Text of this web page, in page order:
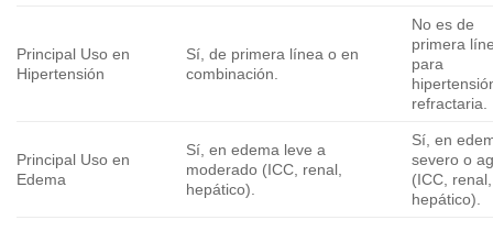
Principal Uso en
Hipertensión
Sí, de primera línea o en
combinación.
No es de
primera
para
refractaria.
Principal Uso en
Edema
Sí, en edema leve a
moderado (ICC, renal,
hepático).
Sí, en
severo o
(ICC, renal,
hepático).